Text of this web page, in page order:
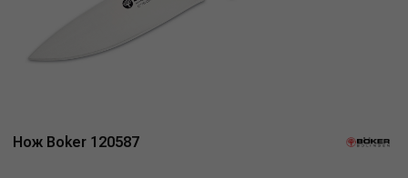
Нож Boker 120587